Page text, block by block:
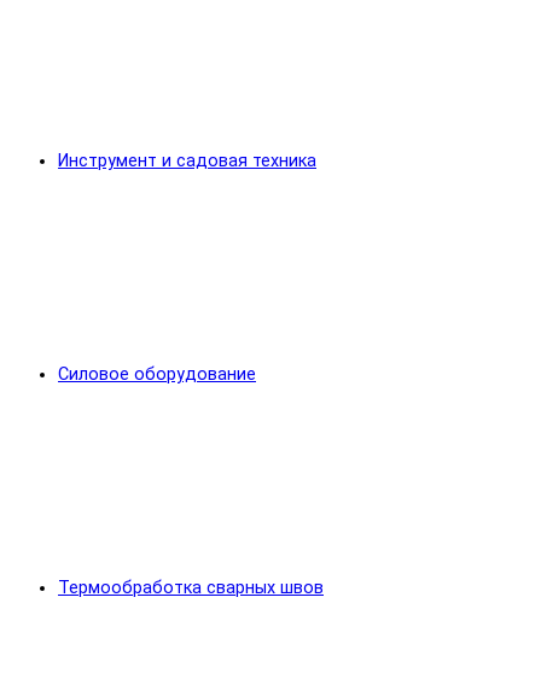
Инструмент и садовая техника
Силовое оборудование
Термообработка сварных швов